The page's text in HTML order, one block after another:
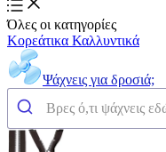
Όλες οι κατηγορίες
Κορεάτικα Καλλυντικά
Ψάχνεις για δροσιά;